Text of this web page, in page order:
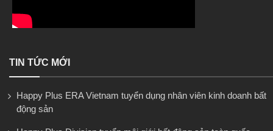
TIN TỨC MỚI
Happy Plus ERA Vietnam tuyển dụng nhân viên kinh doanh bất
động sản